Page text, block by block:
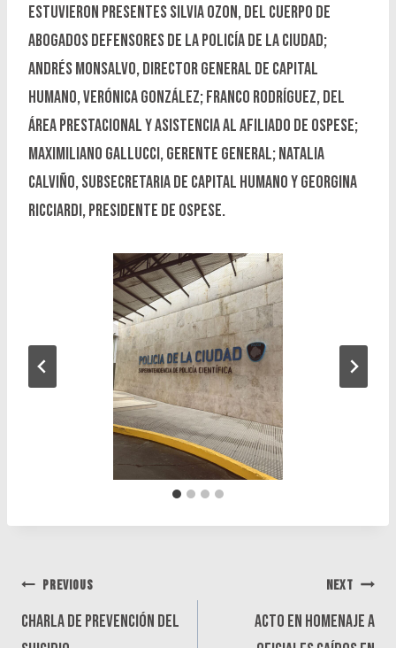
Estuvieron presentes Silvia Ozon, del cuerpo de
abogados defensores de la Policía de la Ciudad;
Andrés Monsalvo, Director General de Capital
Humano, Verónica González; Franco Rodríguez, del
área Prestacional y asistencia al afiliado de Ospese;
Maximiliano Gallucci, Gerente General; Natalia
Calviño, Subsecretaria de Capital Humano y Georgina
Ricciardi, Presidente de Ospese.
Navegación
de
PREVIOUS
Charla de Prevención del
NEXT
Acto en Homenaje a